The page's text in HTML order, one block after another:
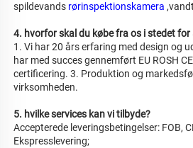
spildevands rørinspektionskamera
4. hvorfor skal du købe fra os i stedet for
1. Vi har 20 års erfaring med design og
har med succes gennemført EU ROSH
certificering. 3. Produktion og
virksomheden.
5. hvilke services kan vi tilbyde?
Accepterede leveringsbetingelser: FOB,
Ekspresslevering;